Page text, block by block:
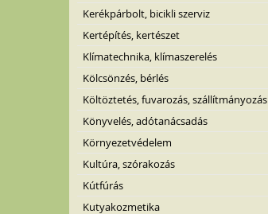
Kerékpárbolt, bicikli szerviz
Kertépítés, kertészet
Klímatechnika, klímaszerelés
Kölcsönzés, bérlés
Költöztetés, fuvarozás, szállítmányozás
Könyvelés, adótanácsadás
Környezetvédelem
Kultúra, szórakozás
Kútfúrás
Kutyakozmetika